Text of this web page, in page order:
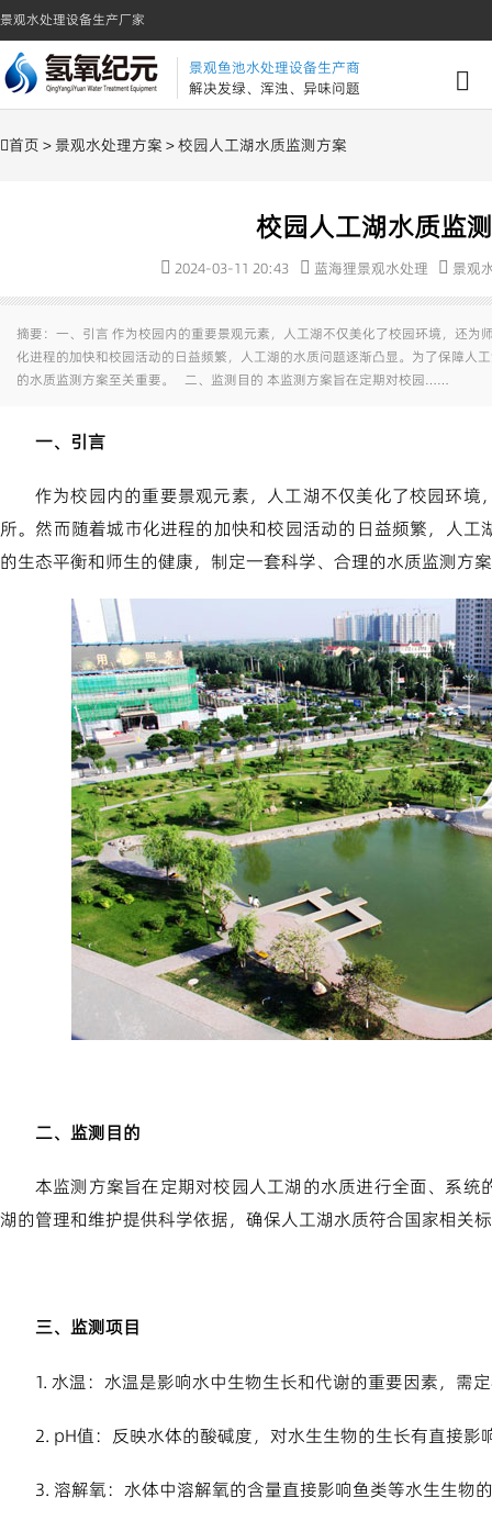
景观水处理设备生产厂家
景观鱼池水处理设备生产商
解决发绿、浑浊、异味问题
首页 > 景观水处理方案 > 校园人工湖水质监测方案
校园人工湖水质监
2024-03-11 20:43 蓝海狸景观水处理 景观
摘要：一、引言 作为校园内的重要景观元素，人工湖不仅美化了校园环境，还为
化进程的加快和校园活动的日益频繁，人工湖的水质问题逐渐凸显。为了保障人
的水质监测方案至关重要。 二、监测目的 本监测方案旨在定期对校园……
一、引言
作为校园内的重要景观元素，人工湖不仅美化了校园环
所。然而随着城市化进程的加快和校园活动的日益频繁，人
的生态平衡和师生的健康，制定一套科学、合理的水质监测方
二、监测目的
本监测方案旨在定期对校园人工湖的水质进行全面、系
湖的管理和维护提供科学依据，确保人工湖水质符合国家相关
三、监测项目
1. 水温：水温是影响水中生物生长和代谢的重要因素，需
2. pH值：反映水体的酸碱度，对水生生物的生长有直接影
3. 溶解氧：水体中溶解氧的含量直接影响鱼类等水生生物